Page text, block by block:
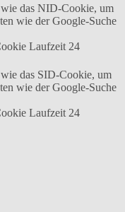
das NID-Cookie, um
wie der Google-Suche
Laufzeit 24
das SID-Cookie, um
wie der Google-Suche
Laufzeit 24